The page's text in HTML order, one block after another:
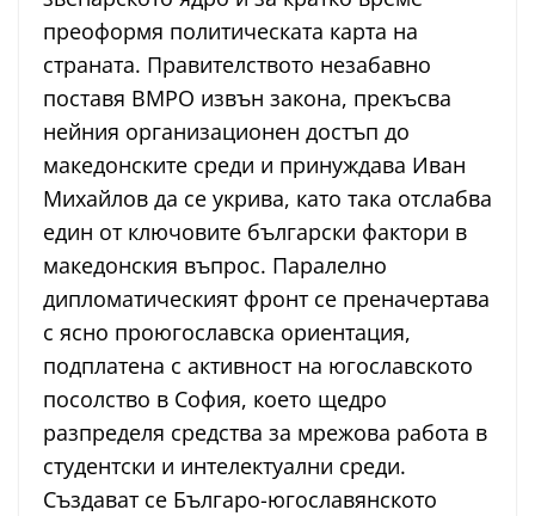
преоформя политическата карта на
страната. Правителството незабавно
поставя ВМРО извън закона, прекъсва
нейния организационен достъп до
македонските среди и принуждава Иван
Михайлов да се укрива, като така отслабва
един от ключовите български фактори в
македонския въпрос. Паралелно
дипломатическият фронт се преначертава
с ясно проюгославска ориентация,
подплатена с активност на югославското
посолство в София, което щедро
разпределя средства за мрежова работа в
студентски и интелектуални среди.
Създават се Българо-югославянското